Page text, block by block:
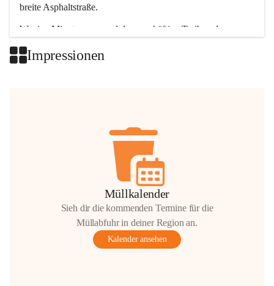
breite Asphaltstraße.
Wenige Minuten nur, und das geschäftige Treiben der
Impressionen
Müllkalender
Sieh dir die kommenden Termine für die
Müllabfuhr in deiner Region an.
Kalender ansehen